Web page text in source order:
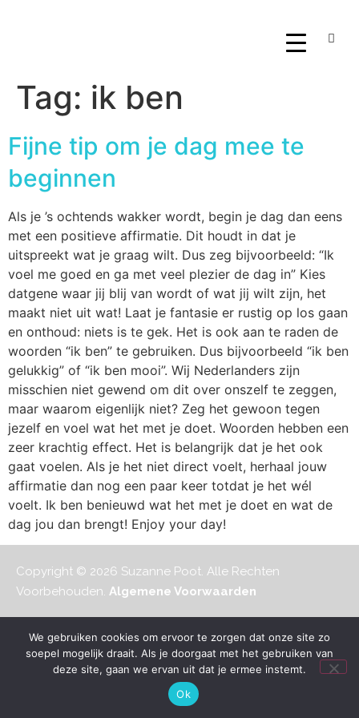
Tag: ik ben
Fijne tip om je dag mee te
beginnen
Als je ’s ochtends wakker wordt, begin je dag dan eens
met een positieve affirmatie. Dit houdt in dat je
uitspreekt wat je graag wilt. Dus zeg bijvoorbeeld: “Ik
voel me goed en ga met veel plezier de dag in” Kies
datgene waar jij blij van wordt of wat jij wilt zijn, het
maakt niet uit wat! Laat je fantasie er rustig op los gaan
en onthoud: niets is te gek. Het is ook aan te raden de
woorden “ik ben” te gebruiken. Dus bijvoorbeeld “ik ben
gelukkig” of “ik ben mooi”. Wij Nederlanders zijn
misschien niet gewend om dit over onszelf te zeggen,
maar waarom eigenlijk niet? Zeg het gewoon tegen
jezelf en voel wat het met je doet. Woorden hebben een
zeer krachtig effect. Het is belangrijk dat je het ook
gaat voelen. Als je het niet direct voelt, herhaal jouw
affirmatie dan nog een paar keer totdat je het wél
voelt. Ik ben benieuwd wat het met je doet en wat de
dag jou dan brengt! Enjoy your day!
Copyright © 2026 Suzanne Poot. Alle Rechten
Voorbehouden. Algemene Voorwaarden
We gebruiken cookies om ervoor te zorgen dat onze site zo
soepel mogelijk draait. Als je doorgaat met het gebruiken van
deze site, gaan we ervan uit dat je ermee instemt.
Ok